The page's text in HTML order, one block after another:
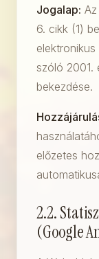
Jogalap:
6. cikk (1)
szóló 2001.
bekezdése.
előzetes
2.2.
(Google